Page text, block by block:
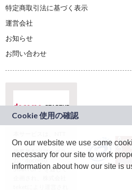
特定商取引法に基づく表示
運営会社
お知らせ
お問い合わせ
ドコモグループの新
規事業創出プログラ
ム「docomo
STARTUP」を通じて
On our website we use some
necessary for our site to work
information about how our site is